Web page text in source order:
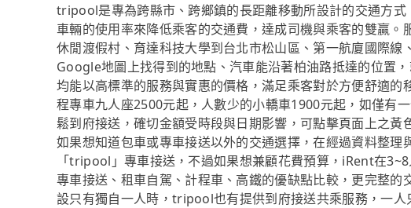
tripool是專為跨縣市、跨鄉鎮的長距離移動所設計的交通方
車輛的使用率來降低乘客的交通費，達成司機與乘客的雙贏
休閒渡假村、育達科技大學到台北市松山區、第一航廈國際
Google地圖上找得到的地點、汽車能沿著柏油路抵達的位置
均能以高標準的服務與實惠的價格，滿足乘客對於方便舒適
程專車九人座2500元起，人數少的小轎車1900元起，如僅有
鬆到府接送，確切金額受時段與日期影響，可點擊頁面上之黃
如果想知道包車或專車接送以外的交通選擇，在經過資料整
「tripool」專車接送，不過如果想兼顧花費預算，iRent在
專車接送、租車自駕、計程車、高鐵的優缺點比較，更完整
設只有獨自一人時，tripool也有提供到府接送共乘服務，一人